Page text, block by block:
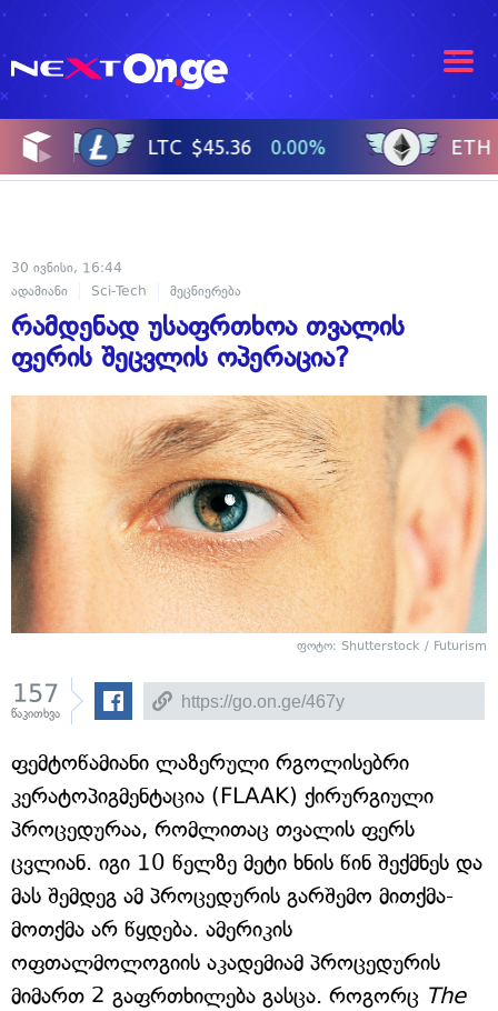
30 ივნისი, 16:44
ადამიანი
Sci-Tech მეცნიერება
რამდენად უსაფრთხოა თვალის
ფერის შეცვლის ოპერაცია?
ფოტო: Shutterstock / Futurism
157
წაკითხვა
ფემტოწამიანი ლაზერული რგოლისებრი
კერატოპიგმენტაცია (FLAAK) ქირურგიული
პროცედურაა, რომლითაც თვალის ფერს
ცვლიან. იგი 10 წელზე მეტი ხნის წინ შექმნეს და
მას შემდეგ ამ პროცედურის გარშემო მითქმა-
მოთქმა არ წყდება. ამერიკის
ოფთალმოლოგიის აკადემიამ პროცედურის
მიმართ 2 გაფრთხილება გასცა. როგორც The